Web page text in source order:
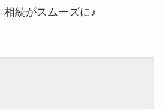
続がスムーズに♪